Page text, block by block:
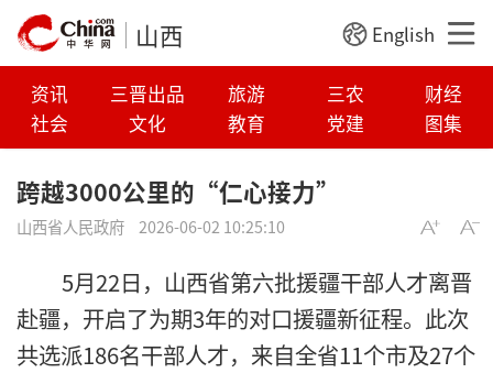
山西 English
资讯 三晋出品 旅游 三农
财经
社会
文化 教育 党建 图集
跨越3000公里的“仁心接力”
山西省人民政府 2026-06-02 10:25:10
5月22日，山西省第六批援疆干部人才离晋
赴疆，开启了为期3年的对口援疆新征程。此次
共选派186名干部人才，来自全省11个市及27个